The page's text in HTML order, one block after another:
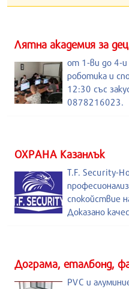
Лятна академия за
от 1-ви до 4-и
роботика и
12:30 със
0878216023.
ОХРАНА Казанлък
T.F. Security-
спокойствие
Доказано
Дограма, еталбонд,
PVC и